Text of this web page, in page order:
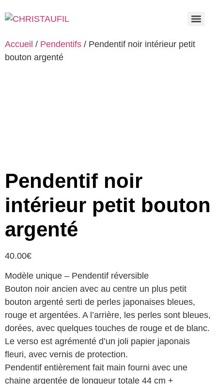
Accueil / Pendentifs / Pendentif noir intérieur petit
bouton argenté
Pendentif noir
intérieur petit bouton
argenté
40.00€
Modèle unique – Pendentif réversible
Bouton noir ancien avec au centre un plus petit
bouton argenté serti de perles japonaises bleues,
rouge et argentées. A l’arrière, les perles sont bleues,
dorées, avec quelques touches de rouge et de blanc.
Le verso est agrémenté d’un joli papier japonais
fleuri, avec vernis de protection.
Pendentif entièrement fait main fourni avec une
chaine argentée de longueur totale 44 cm +